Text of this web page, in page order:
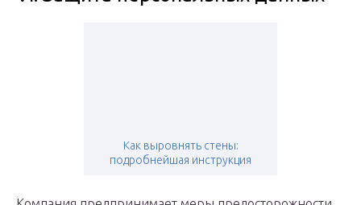
Как выровнять стены:
подробнейшая инструкция